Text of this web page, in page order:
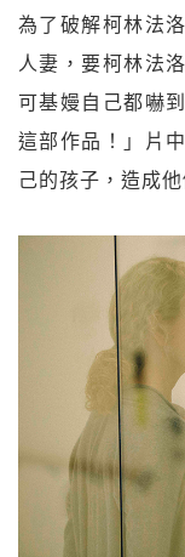
為了破解柯林法
人妻，要柯林法
可基嫚自己都嚇
這部作品！」片
己的孩子，造成